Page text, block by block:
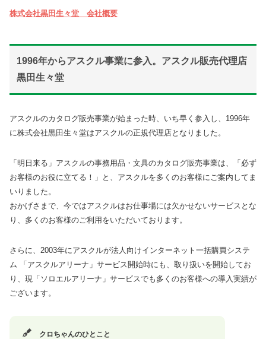
株式会社黒田生々堂 会社概要
1996年からアスクル事業に参入。アスクル販売代理店
黒田生々堂
アスクルのカタログ販売事業が始まった時、いち早く参入し、1996年
に株式会社黒田生々堂はアスクルの正規代理店となりました。
「明日来る」アスクルの事務用品・文具のカタログ販売事業は、「必ず
お客様のお役に立てる！」と、アスクルを多くのお客様にご案内してま
いりました。
おかげさまで、今ではアスクルはお仕事場には欠かせないサービスとな
り、多くのお客様のご利用をいただいております。
さらに、2003年にアスクルが法人向けインターネット一括購買システ
ム 「アスクルアリーナ」サービス開始時にも、取り扱いを開始してお
り、現「ソロエルアリーナ」サービスでも多くのお客様への導入実績が
ございます。